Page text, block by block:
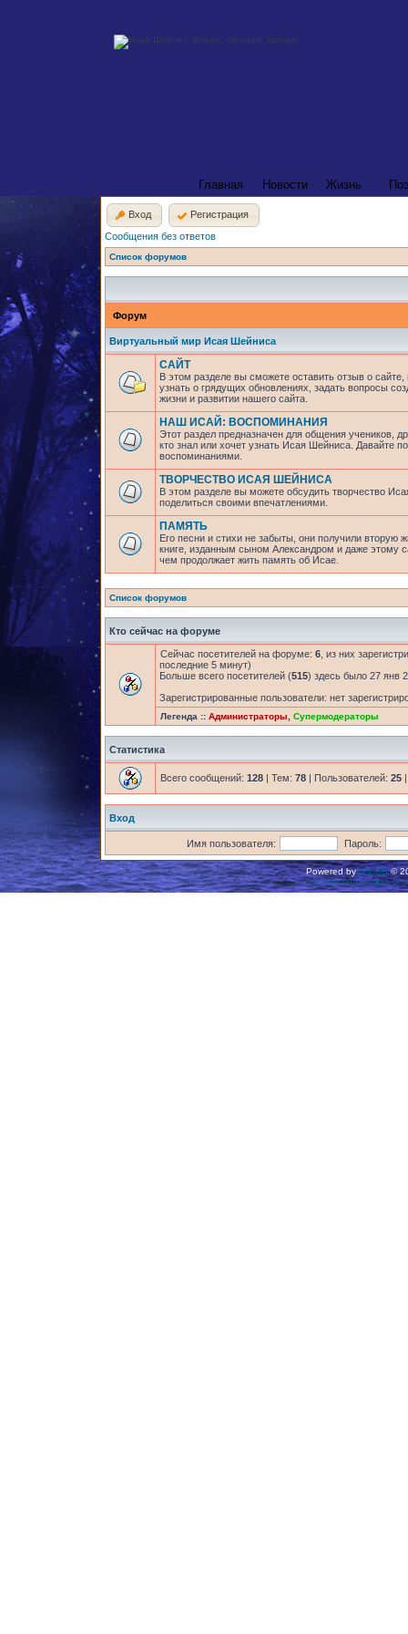
Главная Новости Жизнь
Вход
Регистрация
Сообщения без ответов
Список форумов
Форум
Виртуальный мир Исая Шейниса
САЙТ
В этом разделе вы сможете оставить отзыв о
узнать о грядущих обновлениях, задать вопросы
жизни и развитии нашего сайта.
НАШ ИСАЙ: ВОСПОМИНАНИЯ
Этот раздел предназначен для общения учеников,
кто знал или хочет узнать Исая Шейниса. Давайте
воспоминаниями.
ТВОРЧЕСТВО ИСАЯ ШЕЙНИСА
В этом разделе вы можете обсудить творчество
поделиться своими впечатлениями.
ПАМЯТЬ
Его песни и стихи не забыты, они получили вторую
книге, изданным сыном Александром и даже этому
чем продолжает жить память об Исае.
Список форумов
Кто сейчас на форуме
Сейчас посетителей на форуме: 6 , из них
последние 5 минут)
Больше всего посетителей (515) здесь было 27 янв
Зарегистрированные пользователи: нет
Легенда :: Администраторы Супермодераторы
Статистика
Всего сообщений: 128 | Тем: 78 | Пользователей: 25
Вход
Имя пользователя: Пароль:
Powered byphpBB©
Русская поддержка